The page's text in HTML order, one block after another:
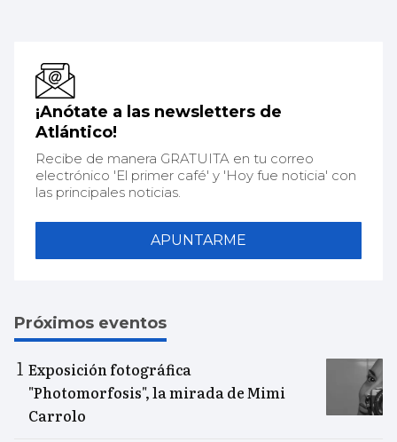
¡Anótate a las newsletters de
Atlántico!
Recibe de manera GRATUITA en tu correo
electrónico 'El primer café' y 'Hoy fue noticia' con
las principales noticias.
APUNTARME
Próximos eventos
Exposición fotográfica
"Photomorfosis", la mirada de Mimi
Carrolo